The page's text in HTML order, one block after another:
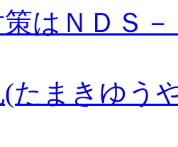
策はＮＤＳ
(たまきゆう